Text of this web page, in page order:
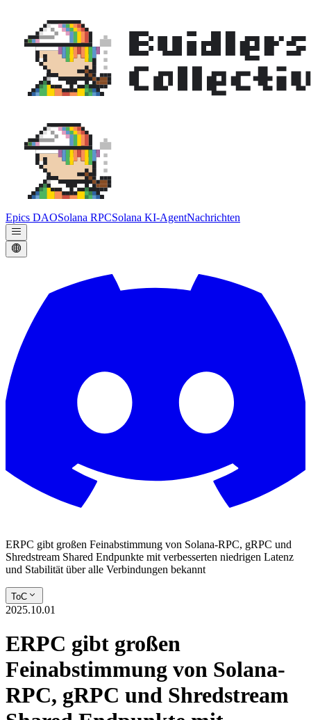
Epics DAOSolana RPCSolana KI-AgentNachrichten
ERPC gibt großen Feinabstimmung von Solana-RPC, gRPC und
Shredstream Shared Endpunkte mit verbesserten niedrigen Latenz
und Stabilität über alle Verbindungen bekannt
ToC
2025.10.01
ERPC gibt großen
Feinabstimmung von Solana-
RPC, gRPC und Shredstream